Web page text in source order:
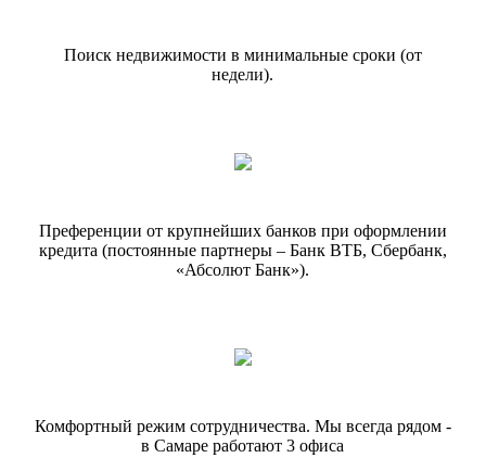
Поиск недвижимости в минимальные сроки (от
недели).
Преференции от крупнейших банков при оформлении
кредита (постоянные партнеры – Банк ВТБ, Сбербанк,
«Абсолют Банк»).
Комфортный режим сотрудничества. Мы всегда рядом -
в Самаре работают 3 офиса